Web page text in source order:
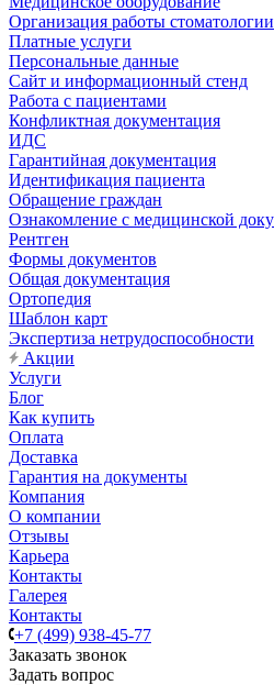
Организация работы стоматологии
Платные услуги
Персональные данные
Сайт и информационный стенд
Работа с пациентами
Конфликтная документация
ИДС
Гарантийная документация
Идентификация пациента
Обращение граждан
Ознакомление с медицинской
Рентген
Формы документов
Общая документация
Ортопедия
Шаблон карт
Экспертиза нетрудоспособности
Акции
Услуги
Блог
Как купить
Оплата
Доставка
Гарантия на документы
Компания
О компании
Отзывы
Карьера
Контакты
Галерея
Контакты
+7 (499) 938-45-77
Заказать звонок
Задать вопрос